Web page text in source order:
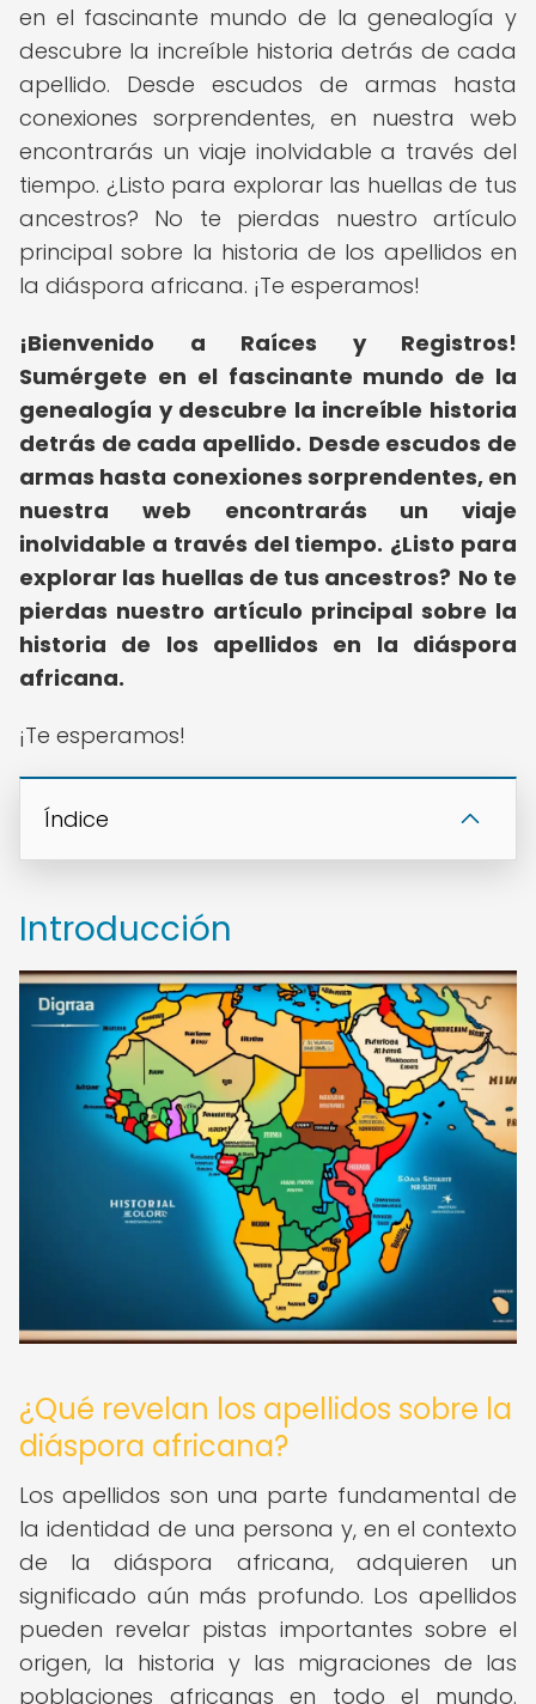
en el fascinante mundo de la genealogía y
descubre la increíble historia detrás de cada
apellido. Desde escudos de armas hasta
conexiones sorprendentes, en nuestra web
encontrarás un viaje inolvidable a través del
tiempo. ¿Listo para explorar las huellas de tus
ancestros? No te pierdas nuestro artículo
principal sobre la historia de los apellidos en
la diáspora africana. ¡Te esperamos!
¡Bienvenido a Raíces y Registros!
Sumérgete en el fascinante mundo de la
genealogía y descubre la increíble historia
detrás de cada apellido. Desde escudos de
armas hasta conexiones sorprendentes, en
nuestra web encontrarás un viaje
inolvidable a través del tiempo. ¿Listo para
explorar las huellas de tus ancestros? No te
pierdas nuestro artículo principal sobre la
historia de los apellidos en la diáspora
africana.
¡Te esperamos!
Índice
Introducción
¿Qué revelan los apellidos sobre la
diáspora africana?
Los apellidos son una parte fundamental de
la identidad de una persona y, en el contexto
de la diáspora africana, adquieren un
significado aún más profundo. Los apellidos
pueden revelar pistas importantes sobre el
origen, la historia y las migraciones de las
poblaciones africanas en todo el mundo.